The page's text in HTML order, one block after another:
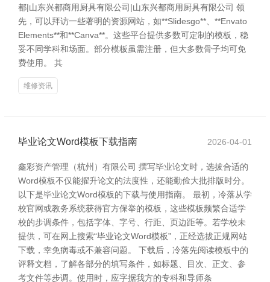
都|山东兴都商用厨具有限公司|山东兴都商用厨具有限公司 领
先，可以拜访一些著明的资源网站，如**Slidesgo**、**Envato
Elements**和**Canva**。这些平台提供多数可定制的模板，稳
妥不同学科和场面。部分模板虽需注册，但大多数骨子均可免
费使用。 其
维修资讯
毕业论文Word模板下载指南 2026-04-01
鑫彩资产管理（杭州）有限公司 撰写毕业论文时，选拔合适的
Word模板不仅能擢升论文的法度性，还能勤俭大批排版时分。
以下是毕业论文Word模板的下载与使用指南。 最初，冷落从学
校官网或教务系统获得官方保举的模板，这些模板频繁合适学
校的步调条件，包括字体、字号、行距、页边距等。若学校未
提供，可在网上搜索“毕业论文Word模板”，正经选拔正规网站
下载，幸免病毒或不兼容问题。 下载后，冷落先阅读模板中的
评释文档，了解各部分的填写条件，如标题、目次、正文、参
考文件等步调。使用时，应字据我方的专科和导师条